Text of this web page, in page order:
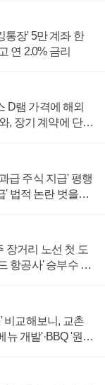
통장' 5만 계좌 한
연 2.0% 금리
D램 가격에 해외
, 장기 계약에 단점
급 주식 지급' 평행
' 법적 논란 벗을지
장거리 노선 첫 도
항공사' 승부수 통
비교해보니, 교촌
뉴 개발'·BBQ '원가